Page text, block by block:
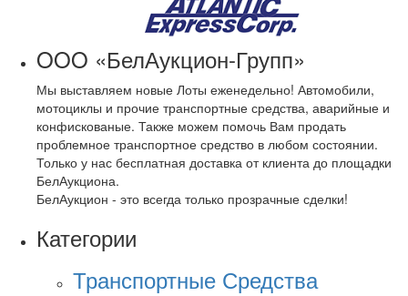
OOO «БелАукцион-Групп»
Мы выставляем новые Лоты еженедельно! Автомобили,
мотоциклы и прочие транспортные средства, аварийные и
конфискованые. Также можем помочь Вам продать
проблемное транспортное средство в любом состоянии.
Только у нас бесплатная доставка от клиента до площадки
БелАукциона.
БелАукцион - это всегда только прозрачные сделки!
Категории
Транспортные Средства